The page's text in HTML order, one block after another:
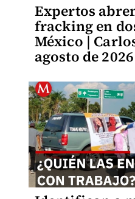
Expertos
fracking en
México |
agosto de 2026